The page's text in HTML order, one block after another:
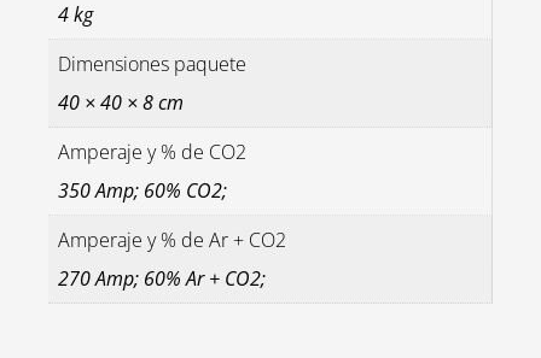
4 kg
Dimensiones paquete
40 × 40 × 8 cm
Amperaje y % de CO2
350 Amp; 60% CO2;
Amperaje y % de Ar + CO2
270 Amp; 60% Ar + CO2;